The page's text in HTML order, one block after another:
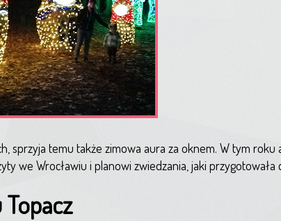
sprzyja temu także zimowa aura za oknem. W tym roku
we Wrocławiu i planowi zwiedzania, jaki przygotowała